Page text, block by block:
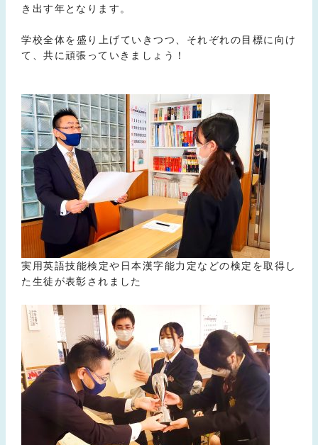
き出す年となります。
学校全体を盛り上げていきつつ、それぞれの目標に向け
て、共に頑張っていきましょう！
実用英語技能検定や日本漢字能力定などの検定を取得し
た生徒が表彰されました